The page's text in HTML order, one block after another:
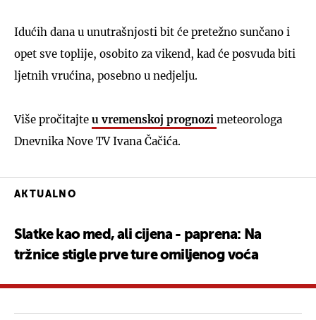
Idućih dana u unutrašnjosti bit će pretežno sunčano i
opet sve toplije, osobito za vikend, kad će posvuda biti
ljetnih vrućina, posebno u nedjelju.
Više pročitajte u vremenskoj prognozi meteorologa
Dnevnika Nove TV Ivana Čačića.
AKTUALNO
Slatke kao med, ali cijena - paprena: Na
tržnice stigle prve ture omiljenog voća